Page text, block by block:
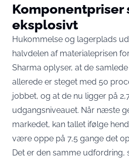
Komponentpriser
eksplosivt
Hukommelse og lagerplads
halvdelen af materialeprisen
Sharma oplyser, at de
allerede er steget med 50
jobbet, og at de nu ligger på
udgangsniveauet. Når næste
markedet, kan tallet ifølge
være oppe på 7,5 gange det
Det er den samme udfordring,